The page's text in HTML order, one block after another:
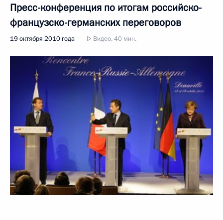
Пресс-конференция по итогам российско-
французско-германских переговоров
19 октября 2010 года Видео, 40 мин.